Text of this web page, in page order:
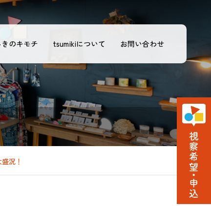
のキモチ tsumikiについて お問い合わせ
況！